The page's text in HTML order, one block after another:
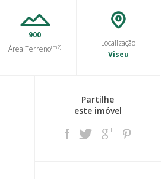
900
Área Terreno(m2)
Localização
Viseu
Partilhe
este imóvel